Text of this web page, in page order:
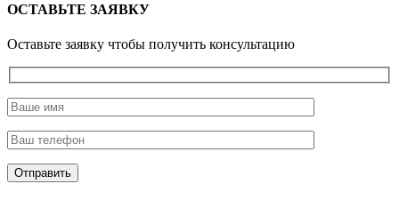
ОСТАВЬТЕ ЗАЯВКУ
Оставьте заявку чтобы получить консультацию